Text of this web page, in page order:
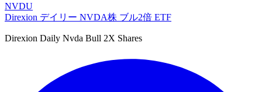
NVDU
Direxion デイリー NVDA株 ブル2倍 ETF
Direxion Daily Nvda Bull 2X Shares